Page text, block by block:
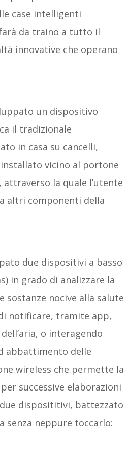
case intelligenti
da traino a tutto il
innovative che operano
un dispositivo
il tradizionale
in casa su cancelli,
vicino al portone
la quale l’utente
altri componenti della
due dispositivi a basso
in grado di analizzare la
sostanze nocive alla salute
notificare, tramite app,
o interagendo
abbattimento delle
wireless che permette la
successive elaborazioni
disposititivi, battezzato
senza neppure toccarlo: